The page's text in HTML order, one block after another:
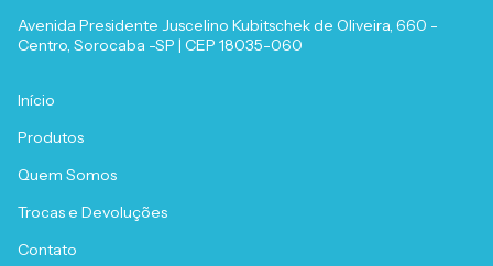
Avenida Presidente Juscelino Kubitschek de Oliveira, 660 -
Centro, Sorocaba -SP | CEP 18035-060
Início
Produtos
Quem Somos
Trocas e Devoluções
Contato